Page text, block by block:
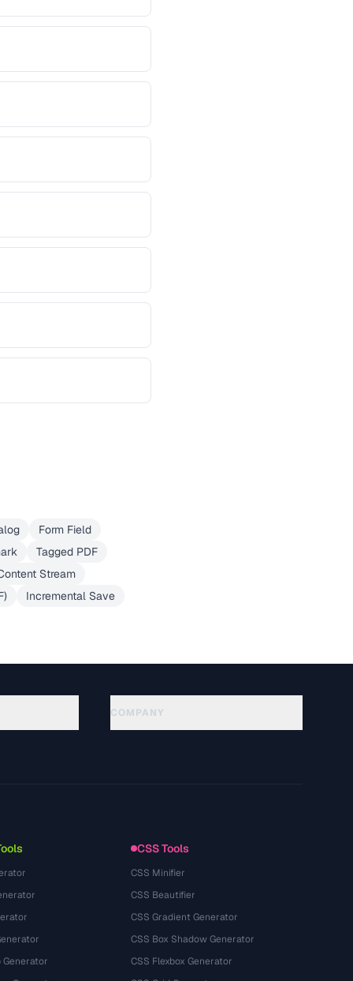
Form Field
Tagged PDF
Stream
Incremental Save
COMPANY
CSS Tools
CSS Minifier
CSS Beautifier
CSS Gradient Generator
CSS Box Shadow Generator
CSS Flexbox Generator